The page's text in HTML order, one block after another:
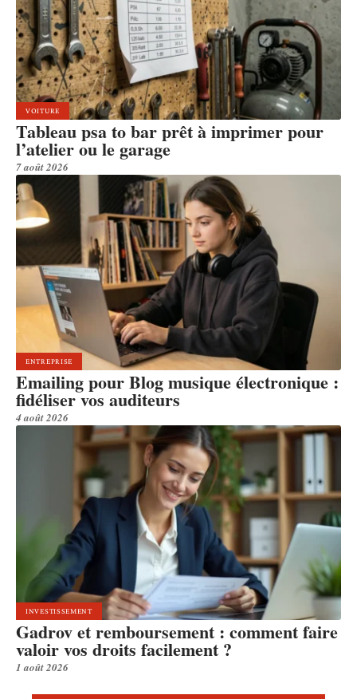
VOITURE
Tableau psa to bar prêt à imprimer pour
l’atelier ou le garage
7 août 2026
ENTREPRISE
Emailing pour Blog musique électronique :
fidéliser vos auditeurs
4 août 2026
INVESTISSEMENT
Gadrov et remboursement : comment faire
valoir vos droits facilement ?
1 août 2026